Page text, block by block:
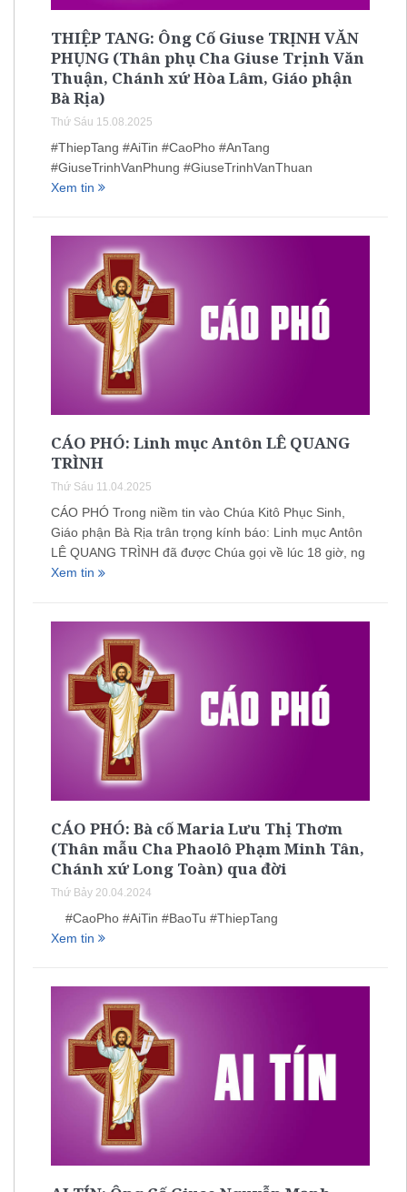
THIỆP TANG: Ông Cố Giuse TRỊNH VĂN
PHỤNG (Thân phụ Cha Giuse Trịnh Văn
Thuận, Chánh xứ Hòa Lâm, Giáo phận
Bà Rịa)
Thứ Sáu 15.08.2025
#ThiepTang #AiTin #CaoPho #AnTang
#GiuseTrinhVanPhung #GiuseTrinhVanThuan
Xem tin
CÁO PHÓ: Linh mục Antôn LÊ QUANG
TRÌNH
Thứ Sáu 11.04.2025
CÁO PHÓ Trong niềm tin vào Chúa Kitô Phục Sinh,
Giáo phận Bà Rịa trân trọng kính báo: Linh mục Antôn
LÊ QUANG TRÌNH đã được Chúa gọi về lúc 18 giờ, ng
Xem tin
CÁO PHÓ: Bà cố Maria Lưu Thị Thơm
(Thân mẫu Cha Phaolô Phạm Minh Tân,
Chánh xứ Long Toàn) qua đời
Thứ Bảy 20.04.2024
#CaoPho #AiTin #BaoTu #ThiepTang
Xem tin